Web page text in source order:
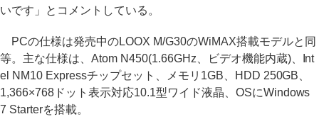
いです」とコメントしている。
PCの仕様は発売中のLOOX M/G30のWiMAX搭載モデルと同
等。主な仕様は、Atom N450(1.66GHz、ビデオ機能内蔵)、Int
el NM10 Expressチップセット、メモリ1GB、HDD 250GB、
1,366×768ドット表示対応10.1型ワイド液晶、OSにWindows
7 Starterを搭載。